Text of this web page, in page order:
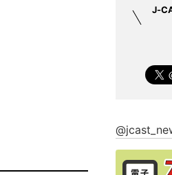
J-